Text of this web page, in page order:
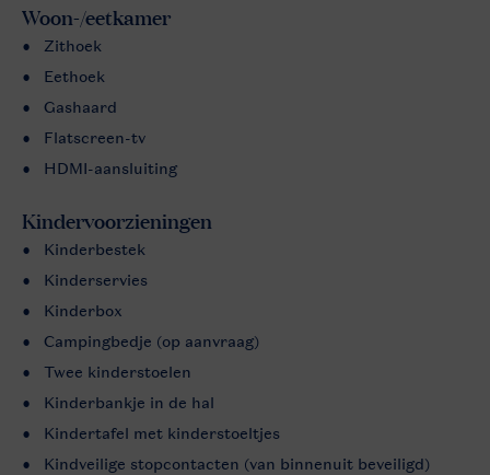
Woon-/eetkamer
Zithoek
Eethoek
Gashaard
Flatscreen-tv
HDMI-aansluiting
Kindervoorzieningen
Kinderbestek
Kinderservies
Kinderbox
Campingbedje (op aanvraag)
Twee kinderstoelen
Kinderbankje in de hal
Kindertafel met kinderstoeltjes
Kindveilige stopcontacten (van binnenuit beveiligd)